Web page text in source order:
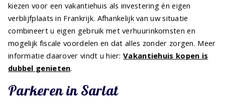
kiezen voor een vakantiehuis als investering én eigen
verblijfplaats in Frankrijk. Afhankelijk van uw situatie
combineert u eigen gebruik met verhuurinkomsten en
mogelijk fiscale voordelen en dat alles zonder zorgen. Meer
informatie daarover vindt u hier:Vakantiehuis kopen is
dubbel genieten.
Parkeren in Sarlat